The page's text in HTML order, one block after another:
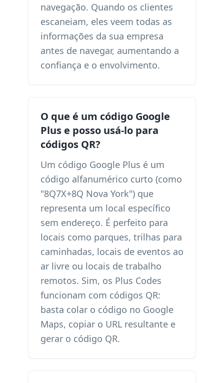
navegação. Quando os clientes
escaneiam, eles veem todas as
informações da sua empresa
antes de navegar, aumentando a
confiança e o envolvimento.
O que é um código Google
Plus e posso usá-lo para
códigos QR?
Um código Google Plus é um
código alfanumérico curto (como
"8Q7X+8Q Nova York") que
representa um local específico
sem endereço. É perfeito para
locais como parques, trilhas para
caminhadas, locais de eventos ao
ar livre ou locais de trabalho
remotos. Sim, os Plus Codes
funcionam com códigos QR:
basta colar o código no Google
Maps, copiar o URL resultante e
gerar o código QR.